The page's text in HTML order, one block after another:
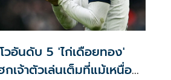
วอันดับ 5 'ไก่เดือยทอง'
เจ้าตัวเล่นเต็มที่แม้เหนื่อย